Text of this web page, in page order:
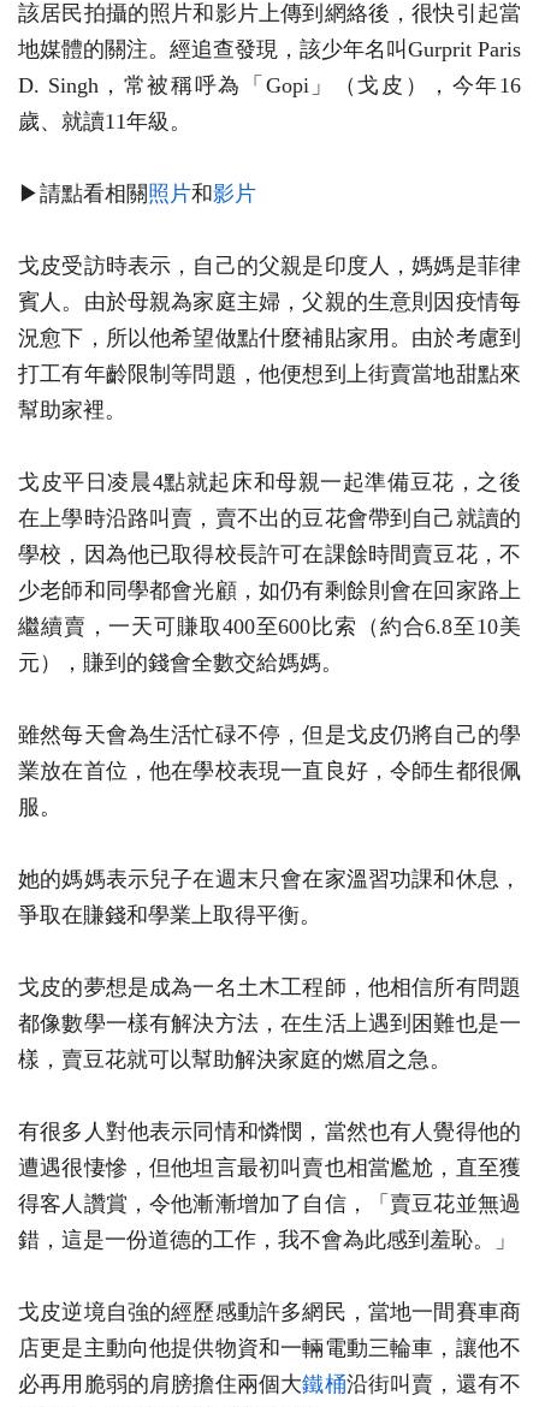
該居民拍攝的照片和影片上傳到網絡後，很快引起當
地媒體的關注。經追查發現，該少年名叫Gurprit Paris
D. Singh，常被稱呼為「Gopi」（戈皮），今年16
歲、就讀11年級。
▶請點看相關照片和影片
戈皮受訪時表示，自己的父親是印度人，媽媽是菲律
賓人。由於母親為家庭主婦，父親的生意則因疫情每
況愈下，所以他希望做點什麼補貼家用。由於考慮到
打工有年齡限制等問題，他便想到上街賣當地甜點來
幫助家裡。
戈皮平日凌晨4點就起床和母親一起準備豆花，之後
在上學時沿路叫賣，賣不出的豆花會帶到自己就讀的
學校，因為他已取得校長許可在課餘時間賣豆花，不
少老師和同學都會光顧，如仍有剩餘則會在回家路上
繼續賣，一天可賺取400至600比索（約合6.8至10美
元），賺到的錢會全數交給媽媽。
雖然每天會為生活忙碌不停，但是戈皮仍將自己的學
業放在首位，他在學校表現一直良好，令師生都很佩
服。
她的媽媽表示兒子在週末只會在家溫習功課和休息，
爭取在賺錢和學業上取得平衡。
戈皮的夢想是成為一名土木工程師，他相信所有問題
都像數學一樣有解決方法，在生活上遇到困難也是一
樣，賣豆花就可以幫助解決家庭的燃眉之急。
有很多人對他表示同情和憐憫，當然也有人覺得他的
遭遇很悽慘，但他坦言最初叫賣也相當尷尬，直至獲
得客人讚賞，令他漸漸增加了自信，「賣豆花並無過
錯，這是一份道德的工作，我不會為此感到羞恥。」
戈皮逆境自強的經歷感動許多網民，當地一間賽車商
店更是主動向他提供物資和一輛電動三輪車，讓他不
必再用脆弱的肩膀擔住兩個大鐵桶沿街叫賣，還有不